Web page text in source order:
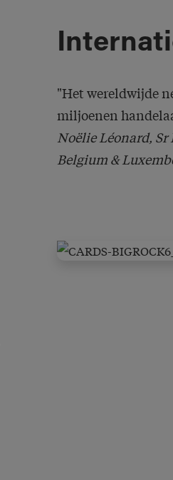
"Het wereldwijde
miljoenen
Noëlie Léonard,
Belgium &